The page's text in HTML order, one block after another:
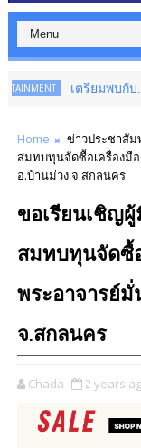
ยมพบกับ...การแสดงโขน
Home ข่าวประชาสั
สมทบทุนจัดซื้อเครื่องมื
อ.บ้านม่วง จ.สกลนคร
ขอเรียนเชิญ
สมทบทุนจัดซื้
พระอาจารย์
จ.สกลนคร
Chada 2 years